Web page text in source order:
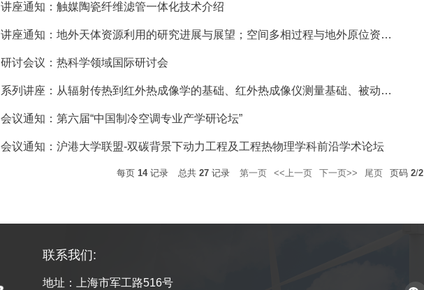
讲座通知：触媒陶瓷纤维滤管一体化技术介绍
讲座通知：地外天体资源利用的研究进展与展望；空间多相过程与地外原位资源利用关键基础研究
研讨会议：热科学领域国际研讨会
系列讲座：从辐射传热到红外热成像学的基础、红外热成像仪测量基础、被动红外热成像基础—检测维...
会议通知：第六届“中国制冷空调专业产学研论坛”
会议通知：沪港大学联盟-双碳背景下动力工程及工程热物理学科前沿学术论坛
每页14记录 总共27 记录 第一页 <<上一页 下一页>> 尾页 页码2/2
联系我们:
地址：上海市军工路516号